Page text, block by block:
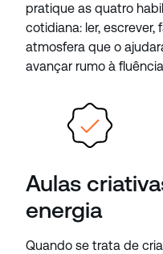
pratique as quatro
cotidiana: ler, escrever,
atmosfera que o
avançar rumo à
Aulas
energia
Quando se trata de